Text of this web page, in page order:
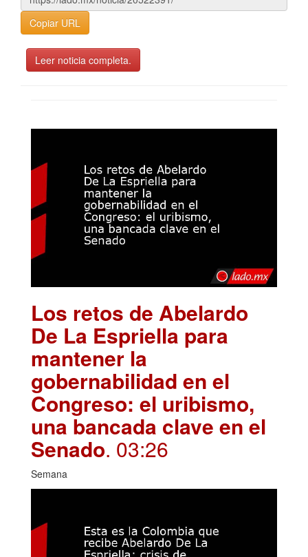
Copiar URL
Leer noticia completa.
Los retos de Abelardo
De La Espriella para
mantener la
gobernabilidad en el
Congreso: el uribismo,
una bancada clave en el
Senado. 03:26
Semana